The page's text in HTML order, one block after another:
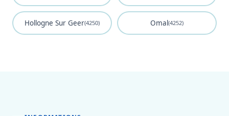
Hollogne Sur Geer(4250) Omal(4252)